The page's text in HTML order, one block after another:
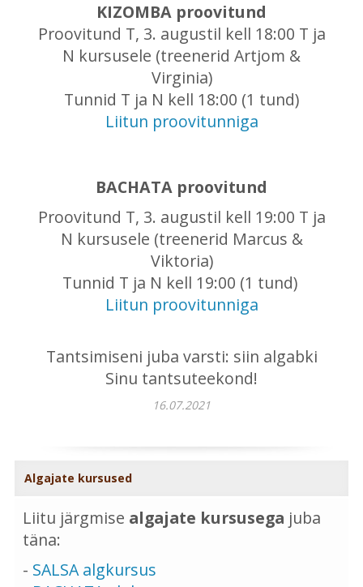
KIZOMBA proovitund
Proovitund T, 3. augustil kell 18:00 T ja
N kursusele (treenerid Artjom &
Virginia)
Tunnid T ja N kell 18:00 (1 tund)
Liitun proovitunniga
BACHATA proovitund
Proovitund T, 3. augustil kell 19:00 T ja
N kursusele (treenerid Marcus &
Viktoria)
Tunnid T ja N kell 19:00 (1 tund)
Liitun proovitunniga
Tantsimiseni juba varsti: siin algabki
Sinu tantsuteekond!
16.07.2021
Algajate kursused
Liitu järgmise algajate kursusega juba
täna:
- SALSA algkursus